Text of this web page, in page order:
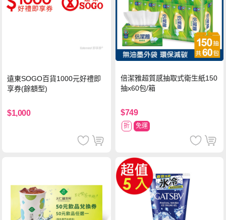
遠東SOGO百貨1000元好禮即
享券(餘額型)
$1,000
倍潔雅超質感抽取式衛生紙150
抽x60包/箱
$749
折 免運